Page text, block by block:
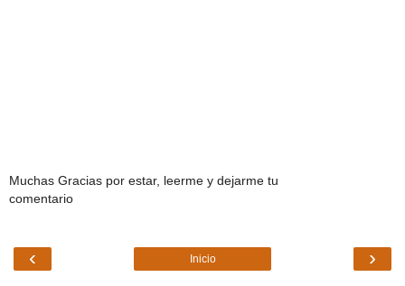
Muchas Gracias por estar, leerme y dejarme tu
comentario
‹ ›
Inicio